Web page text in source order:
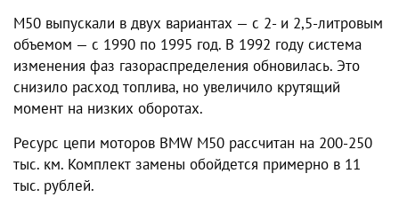
M50 выпускали в двух вариантах — с 2- и 2,5-литровым
объемом — с 1990 по 1995 год. В 1992 году система
изменения фаз газораспределения обновилась. Это
снизило расход топлива, но увеличило крутящий
момент на низких оборотах.
Ресурс цепи моторов BMW M50 рассчитан на 200-250
тыс. км. Комплект замены обойдется примерно в 11
тыс. рублей.